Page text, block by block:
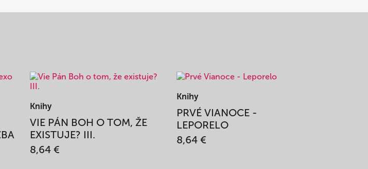
Knihy
VIE PÁN BOH O TOM, ŽE
EXISTUJE? III.
8,64 €
Knihy
PRVÉ VIANOCE -
LEPORELO
8,64 €